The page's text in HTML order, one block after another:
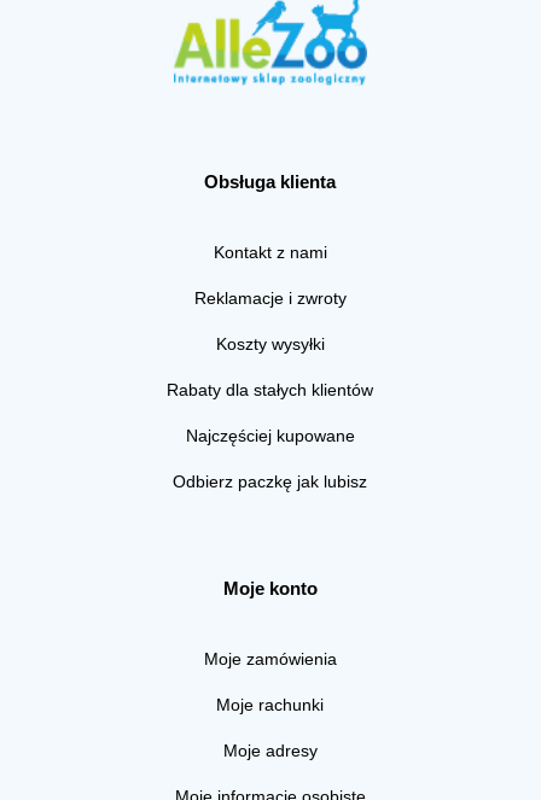
Obsługa klienta
Kontakt z nami
Reklamacje i zwroty
Koszty wysyłki
Rabaty dla stałych klientów
Najczęściej kupowane
Odbierz paczkę jak lubisz
Moje konto
Moje zamówienia
Moje rachunki
Moje adresy
Moje informacje osobiste